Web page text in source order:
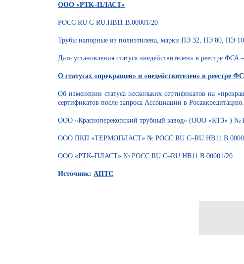
ООО «РТК–ПЛАСТ»
РОСС RU С-RU.НВ11.В.00001/20
Трубы напорные из полиэтилена, марки ПЭ 32, ПЭ 80, ПЭ
Дата установления статуса «недействителен» в реестре ФСА
О статусах «прекращен» и «недействителен» в реестре
Об изменении статуса нескольких сертификатов на
сертификатов после запроса Ассоциации в
ООО «Красноперекопский трубный завод» (ООО «КТЗ» )
ООО ПКП «ТЕРМОПЛАСТ» № РОСС RU
ООО «РТК–ПЛАСТ» № РОСС RU С–RU.НВ11.В.00001/20 .
Источник: АПТС